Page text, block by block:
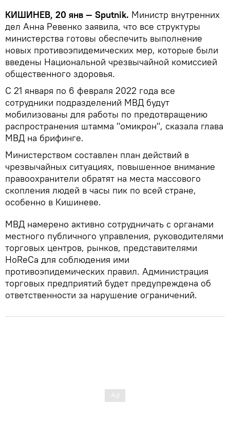
КИШИНЕВ, 20 янв — Sputnik. Министр внутренних
дел Анна Ревенко заявила, что все структуры
министерства готовы обеспечить выполнение
новых противоэпидемических мер, которые были
введены Национальной чрезвычайной комиссией
общественного здоровья.
С 21 января по 6 февраля 2022 года все
сотрудники подразделений МВД будут
мобилизованы для работы по предотвращению
распространения штамма "омикрон", сказала глава
МВД на брифинге.
Министерством составлен план действий в
чрезвычайных ситуациях, повышенное внимание
правоохранители обратят на места массового
скопления людей в часы пик по всей стране,
особенно в Кишиневе.
МВД намерено активно сотрудничать с органами
местного публичного управления, руководителями
торговых центров, рынков, представителями
HoReCa для соблюдения ими
противоэпидемических правил. Администрация
торговых предприятий будет предупреждена об
ответственности за нарушение ограничений.